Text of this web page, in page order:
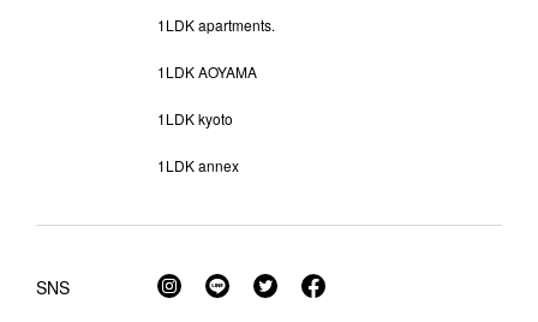
1LDK apartments.
1LDK AOYAMA
1LDK kyoto
1LDK annex
SNS